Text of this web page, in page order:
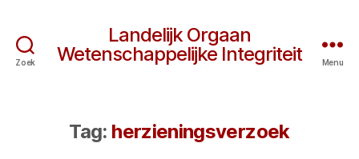
Zoek
Landelijk Orgaan
Wetenschappelijke Integriteit
Menu
Tag: herzieningsverzoek